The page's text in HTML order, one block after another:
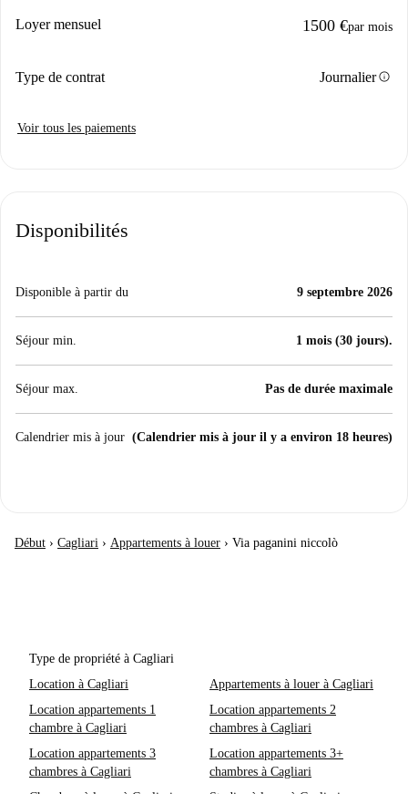
Loyer mensuel 1500 €par mois
Type de contrat Journalierinfo
Voir tous les paiements
Disponibilités
Disponible à partir du 9 septembre 2026
Séjour min. 1 mois (30 jours).
Séjour max. Pas de durée maximale
Calendrier mis à jour (Calendrier mis à jour il y a environ 18 heures)
Début › Cagliari › Appartements à louer › Via paganini niccolò
Type de propriété à Cagliari
Location à Cagliari
Appartements à louer à Cagliari
Location appartements 1
chambre à Cagliari
Location appartements 2
chambres à Cagliari
Location appartements 3
chambres à Cagliari
Location appartements 3+
chambres à Cagliari